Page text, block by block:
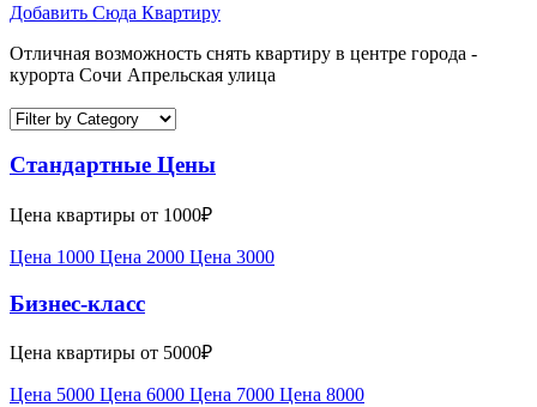
Добавить Сюда Квартиру
Отличная возможность снять квартиру в центре города -
курорта Сочи Апрельская улица
Стандартные Цены
Цена квартиры от 1000₽
Цена 1000 Цена 2000 Цена 3000
Бизнес-класс
Цена квартиры от 5000₽
Цена 5000 Цена 6000 Цена 7000 Цена 8000